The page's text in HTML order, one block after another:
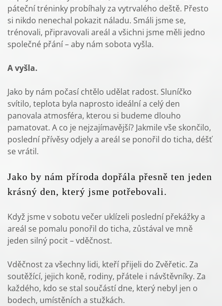
páteční tréninky probíhaly za vytrvalého deště. Přesto
si nikdo nenechal pokazit náladu. Smáli jsme se,
trénovali, připravovali areál a všichni jsme měli jedno
společné přání – aby nám sobota vyšla.
A vyšla.
Jako by nám počasí chtělo udělat radost. Sluníčko
svítilo, teplota byla naprosto ideální a celý den
panovala atmosféra, kterou si budeme dlouho
pamatovat. A co je nejzajímavější? Jakmile vše skončilo,
poslední přívěsy odjely a areál se ponořil do ticha, déšť
se vrátil.
Jako by nám příroda dopřála přesně ten jeden
krásný den, který jsme potřebovali.
Když jsme v sobotu večer uklízeli poslední překážky a
areál se pomalu ponořil do ticha, zůstával ve mně
jeden silný pocit – vděčnost.
Vděčnost za všechny lidi, kteří přijeli do Zvěřetic. Za
soutěžící, jejich koně, rodiny, přátele i návštěvníky. Za
každého, kdo se stal součástí dne, který nebyl jen o
bodech, umístěních a stužkách.